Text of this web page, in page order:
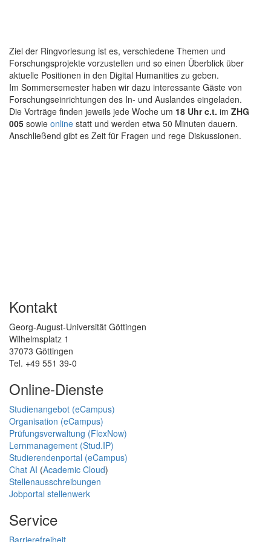
Ziel der Ringvorlesung ist es, verschiedene Themen und
Forschungsprojekte vorzustellen und so einen Überblick über
aktuelle Positionen in den Digital Humanities zu geben.
Im Sommersemester haben wir dazu interessante Gäste von
Forschungseinrichtungen des In- und Auslandes eingeladen.
Die Vorträge finden jeweils jede Woche um 18 Uhr c.t. im ZHG
005 sowie online statt und werden etwa 50 Minuten dauern.
Anschließend gibt es Zeit für Fragen und rege Diskussionen.
Kontakt
Georg-August-Universität Göttingen
Wilhelmsplatz 1
37073 Göttingen
Tel. +49 551 39-0
Online-Dienste
Studienangebot (eCampus)
Organisation (eCampus)
Prüfungsverwaltung (FlexNow)
Lernmanagement (Stud.IP)
Studierendenportal (eCampus)
Chat AI (Academic Cloud)
Stellenausschreibungen
Jobportal stellenwerk
Service
Barrierefreiheit